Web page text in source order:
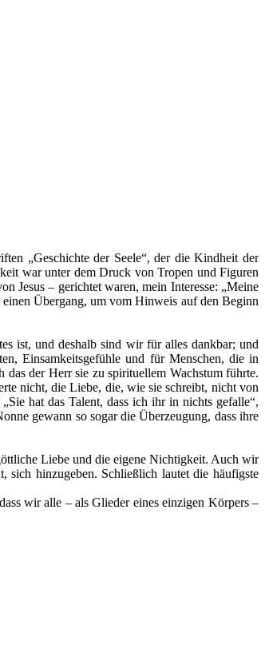
„Geschichte der Seele“, der die Kindheit der
war unter dem Druck von Tropen und Figuren
Jesus – gerichtet waren, mein Interesse: „Meine
Übergang, um vom Hinweis auf den Beginn
ist, und deshalb sind wir für alles dankbar; und
Einsamkeitsgefühle und für Menschen, die in
der Herr sie zu spirituellem Wachstum führte.
nicht, die Liebe, die, wie sie schreibt, nicht von
hat das Talent, dass ich ihr in nichts gefalle“,
gewann so sogar die Überzeugung, dass ihre
Liebe und die eigene Nichtigkeit. Auch wir
hinzugeben. Schließlich lautet die häufigste
wir alle – als Glieder eines einzigen Körpers –